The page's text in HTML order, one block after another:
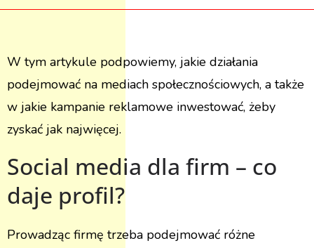
W tym artykule podpowiemy, jakie działania
podejmować na mediach społecznościowych, a także
w jakie kampanie reklamowe inwestować, żeby
zyskać jak najwięcej.
Social media dla firm – co
daje profil?
Prowadząc firmę trzeba podejmować różne